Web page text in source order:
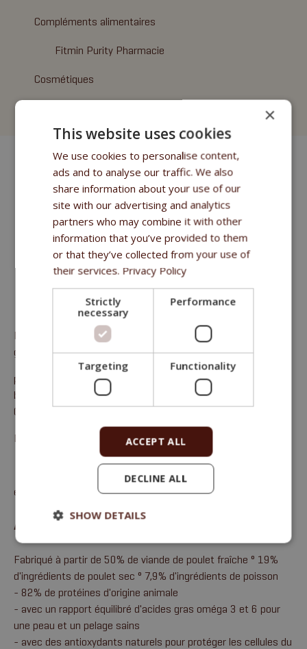
Compléments alimentaires
Fitmin Purity Pharmacie
Cosmétiques
Nourriture complète pour des chiens adultes performants de
grandes races
protéine brute 29 %, matières grasses brutes 22 %, cellulose
brute 3,3 %, cendres brutes 5,7 %, calcium 1,2 %, phosphore
0,8 %.
Metabolisable energy:4,150 kcal/kg, 17.36 MJ/kg.
email: sales@fitmin.com
AVANTAGES
Fabriqué à partir de 50% de viande de poulet fraîche ° 19%
d'ingrédients de poulet sec ° 7,9% d'ingrédients de poisson
- 82% de protéines d'origine animale
- avec un rapport équilibré d'acides gras oméga 3 et 6 pour
une peau et un pelage sains
- avec des antioxydants naturels pour protéger les cellules du
×
This website uses cookies
We use cookies to personalise content,
ads and to analyse our traffic. We also
share information about your use of our
site with our advertising and analytics
partners who may combine it with other
information that you’ve provided to them
or that they’ve collected from your use of
their services. Privacy Policy
Strictly
necessary
Performance
Targeting Functionality
ACCEPT ALL
DECLINE ALL
SHOW DETAILS